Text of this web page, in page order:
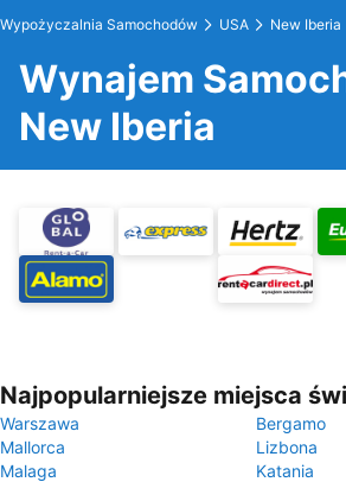
Wypożyczalnia Samochodów USA New Iberia
Wynajem
New Iberia
Najpopularniejsze miejsca
Warszawa
Bergamo
Mallorca
Lizbona
Malaga
Katania